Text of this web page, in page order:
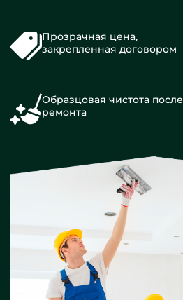
Прозрачная цена,
закрепленная договором
Образцовая чистота после
ремонта